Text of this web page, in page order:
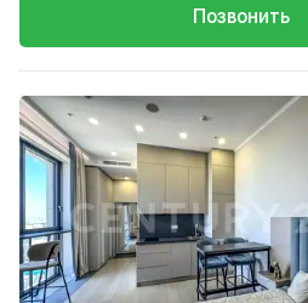
Позвонить